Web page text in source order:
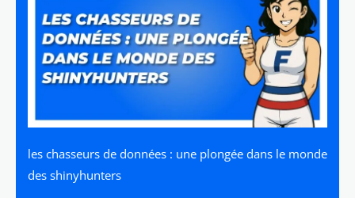
les chasseurs de données : une plongée dans le monde
des shinyhunters